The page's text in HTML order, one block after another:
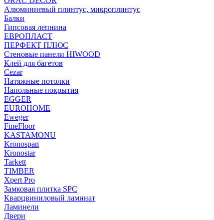
Алюминиевый плинтус, микроплинтус
Балки
Гипсовая лепнина
ЕВРОПЛАСТ
ПЕРФЕКТ ПЛЮС
Стеновые панели HIWOOD
Клей для багетов
Cezar
Натяжные потолки
Напольные покрытия
EGGER
EUROHOME
Eweger
FineFloor
KASTAMONU
Kronospan
Kronostar
Tarkett
TIMBER
Xpert Pro
Замковая плитка SPC
Кварцвиниловый ламинат
Ламинели
Двери